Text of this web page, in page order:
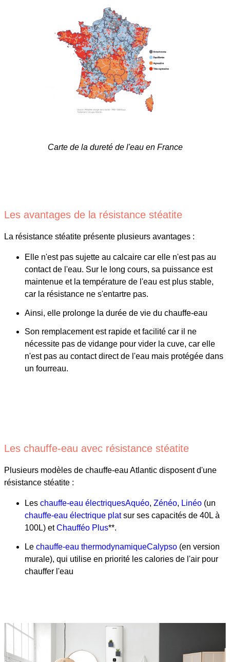
Carte de la dureté de l'eau en France
Les avantages de la résistance stéatite
La résistance stéatite présente plusieurs avantages :
Elle n'est pas sujette au calcaire car elle n'est pas au
contact de l'eau. Sur le long cours, sa puissance est
maintenue et la température de l'eau est plus stable,
car la résistance ne s'entartre pas.
Ainsi, elle prolonge la durée de vie du chauffe-eau
Son remplacement est rapide et facilité car il ne
nécessite pas de vidange pour vider la cuve, car elle
n'est pas au contact direct de l'eau mais protégée dans
un fourreau.
Les chauffe-eau avec résistance stéatite
Plusieurs modèles de chauffe-eau Atlantic disposent d'une
résistance stéatite :
Les chauffe-eau électriquesAquéo, Zénéo, Linéo (un
chauffe-eau électrique platsur ses capacités de 40L à
100L) etChaufféo Plus**.
Le chauffe-eau thermodynamiqueCalypso (en version
murale), qui utilise en priorité les calories de l'air pour
chauffer l'eau